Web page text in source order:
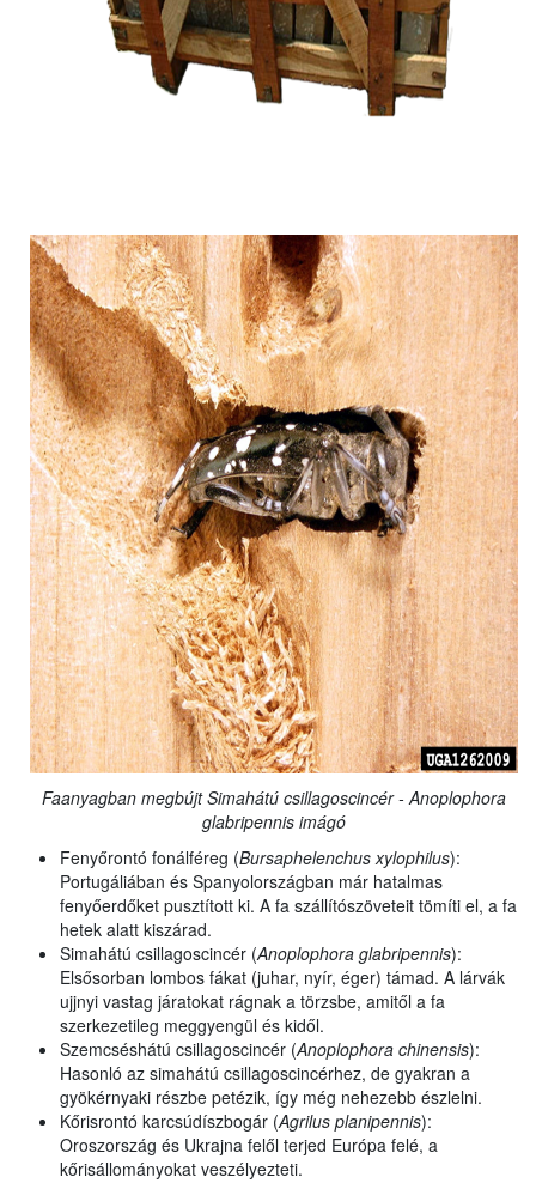
Faanyagban megbújt Simahátú csillagoscincér - Anoplophora
glabripennis imágó
Fenyőrontó fonálféreg (Bursaphelenchus xylophilus):
Portugáliában és Spanyolországban már hatalmas
fenyőerdőket pusztított ki. A fa szállítószöveteit tömíti el, a fa
hetek alatt kiszárad.
Simahátú csillagoscincér (Anoplophora glabripennis):
Elsősorban lombos fákat (juhar, nyír, éger) támad. A lárvák
ujjnyi vastag járatokat rágnak a törzsbe, amitől a fa
szerkezetileg meggyengül és kidől.
Szemcséshátú csillagoscincér (Anoplophora chinensis):
Hasonló az simahátú csillagoscincérhez, de gyakran a
gyökérnyaki részbe petézik, így még nehezebb észlelni.
Kőrisrontó karcsúdíszbogár (Agrilus planipennis):
Oroszország és Ukrajna felől terjed Európa felé, a
kőrisállományokat veszélyezteti.